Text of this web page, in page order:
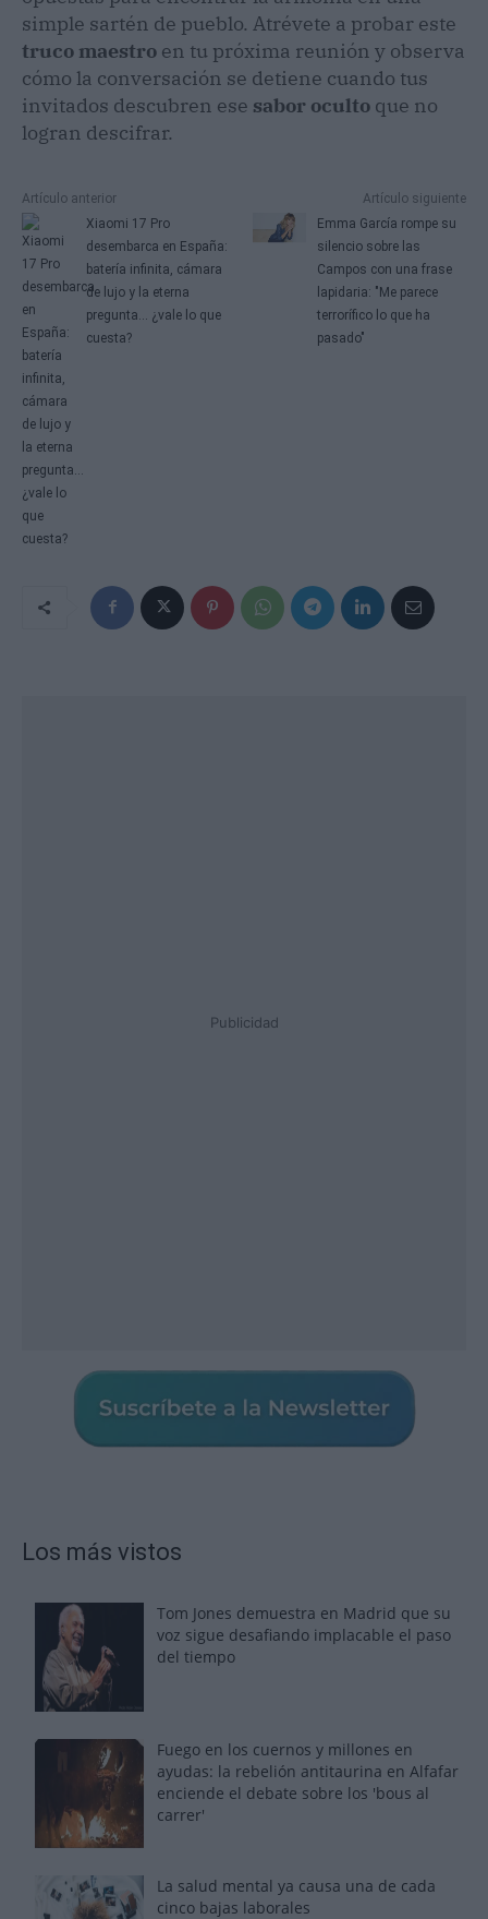
simple sartén de pueblo. Atrévete a probar este
truco maestro en tu próxima reunión y observa
cómo la conversación se detiene cuando tus
invitados descubren ese sabor oculto que no
logran descifrar.
Artículo anterior
Xiaomi 17 Pro
desembarca en España:
batería infinita, cámara
de lujo y la eterna
pregunta… ¿vale lo que
cuesta?
Artículo siguiente
Emma García rompe su
silencio sobre las
Campos con una frase
lapidaria: "Me parece
terrorífico lo que ha
pasado"
Publicidad
Los más vistos
Tom Jones demuestra en Madrid que su
voz sigue desafiando implacable el paso
del tiempo
Fuego en los cuernos y millones en
ayudas: la rebelión antitaurina en Alfafar
enciende el debate sobre los 'bous al
carrer'
La salud mental ya causa una de cada
cinco bajas laborales